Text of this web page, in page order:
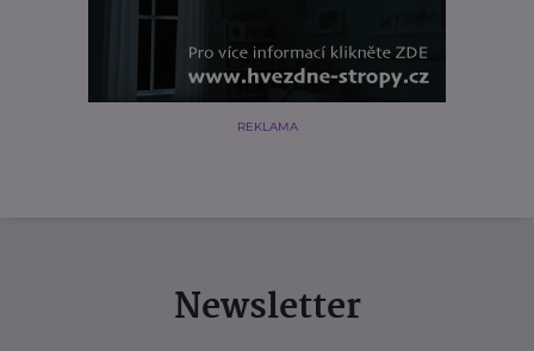
REKLAMA
Newsletter